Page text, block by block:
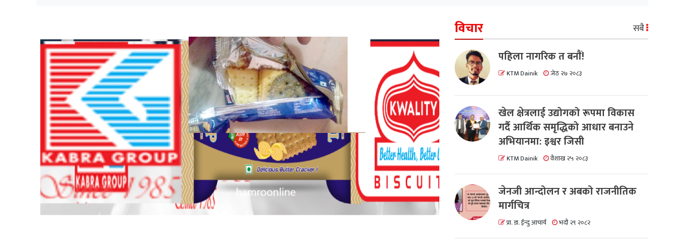
विचार सबै
पहिला नागरिक त बनाैं!
KTM Dainik जेठ २७ २०८३
खेल क्षेत्रलाई उद्योगको रूपमा विकास
गर्दै आर्थिक समृद्धिको आधार बनाउने
अभियानमा: इश्वर जिसी
KTM Dainik वैशाख २५ २०८३
जेनजी आन्दोलन र अबको राजनीतिक
मार्गचित्र
प्रा. डा. ईन्दु आचार्य भदौ २९ २०८२